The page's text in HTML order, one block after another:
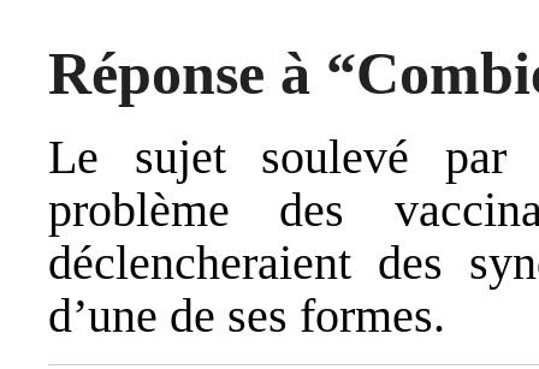
Réponse à
Le sujet soulevé par
problème des
déclencheraient des
d’une de ses formes.